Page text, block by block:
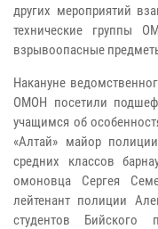
других мероприятий
технические группы
взрывоопасные
Накануне
ОМОН посетили
учащимся об
«Алтай» майор
средних классов
омоновца Сергея
лейтенант полиции
студентов Бийского